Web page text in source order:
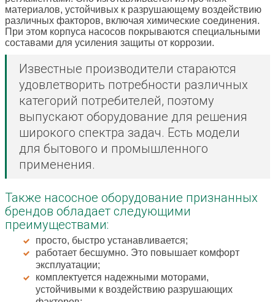
материалов, устойчивых к разрушающему воздействию
различных факторов, включая химические соединения.
При этом корпуса насосов покрываются специальными
составами для усиления защиты от коррозии.
Известные производители стараются
удовлетворить потребности различных
категорий потребителей, поэтому
выпускают оборудование для решения
широкого спектра задач. Есть модели
для бытового и промышленного
применения.
Также насосное оборудование признанных
брендов обладает следующими
преимуществами:
просто, быстро устанавливается;
работает бесшумно. Это повышает комфорт
эксплуатации;
комплектуется надежными моторами,
устойчивыми к воздействию разрушающих